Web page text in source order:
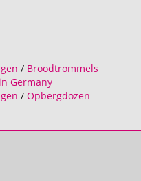
/ Broodtrommels
Germany
/ Opbergdozen